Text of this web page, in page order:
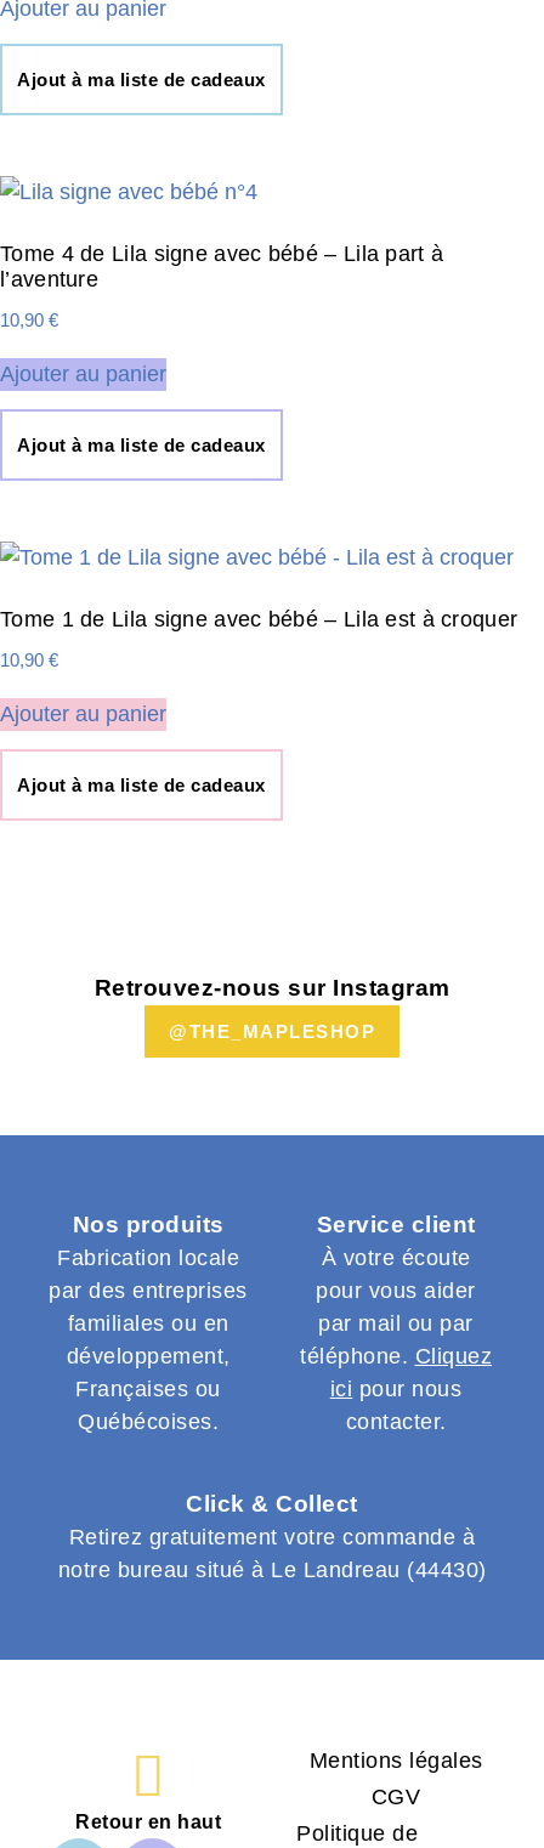
Ajouter au panier
Ajout à ma liste de cadeaux
Tome 4 de Lila signe avec bébé – Lila part à
l’aventure
10,90 €
Ajouter au panier
Ajout à ma liste de cadeaux
Tome 1 de Lila signe avec bébé – Lila est à croquer
10,90 €
Ajouter au panier
Ajout à ma liste de cadeaux
Retrouvez-nous sur Instagram
@THE_MAPLESHOP
Nos produits
Fabrication locale
par des entreprises
familiales ou en
développement,
Françaises ou
Québécoises.
Service client
À votre écoute
pour vous aider
par mail ou par
téléphone. Cliquez
ici pour nous
contacter.
Click & Collect
Retirez gratuitement votre commande à
notre bureau situé à Le Landreau (44430)
Mentions légales
CGV
Politique de
Retour en haut